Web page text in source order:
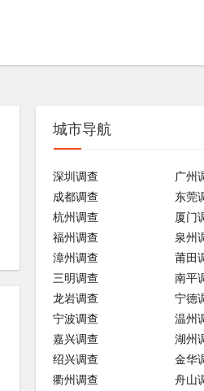
城市导航
深圳调查
广州
成都调查
东莞
杭州调查
厦门
福州调查
泉州
漳州调查
莆田
三明调查
南平
龙岩调查
宁德
宁波调查
温州
嘉兴调查
湖州
绍兴调查
金华
衢州调查
舟山